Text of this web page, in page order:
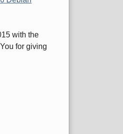
with the
for giving